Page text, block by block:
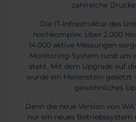
zahlreiche
Die IT-Infrastruktur des
hochkomplex: Über 2.000
14.000 aktive Messungen
Monitoring-System rund um
steht. Mit dem Upgrade auf
wurde ein Meilenstein gesetzt
gewöhnliches
Denn die neue Version von
nur ein neues Betriebssystem